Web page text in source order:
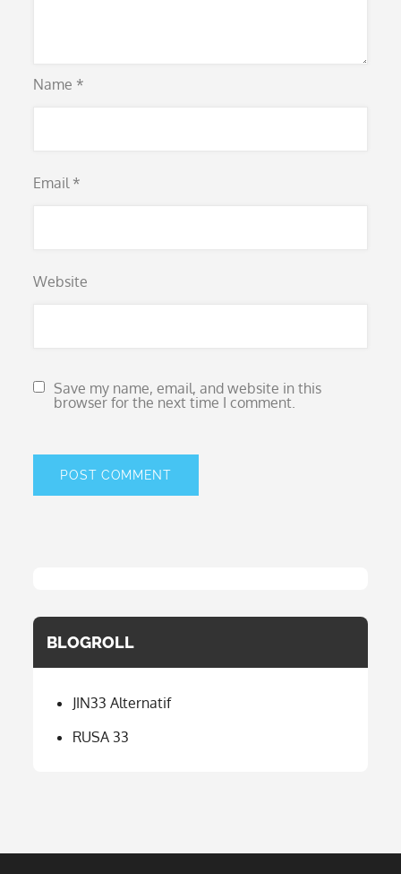
Name *
Email *
Website
Save my name, email, and website in this
browser for the next time I comment.
BLOGROLL
JIN33 Alternatif
RUSA 33